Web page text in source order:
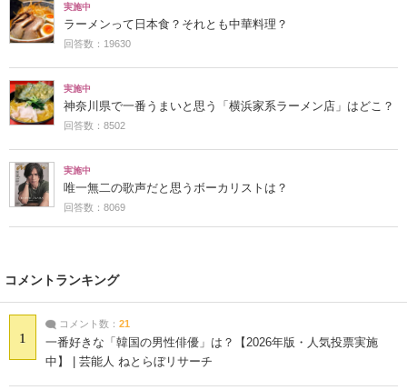
実施中
ラーメンって日本食？それとも中華料理？
回答数：19630
実施中
神奈川県で一番うまいと思う「横浜家系ラーメン店」はどこ？
回答数：8502
実施中
唯一無二の歌声だと思うボーカリストは？
回答数：8069
コメントランキング
1
コメント数： 21
一番好きな「韓国の男性俳優」は？【2026年版・人気投票実施
中】 | 芸能人 ねとらぼリサーチ